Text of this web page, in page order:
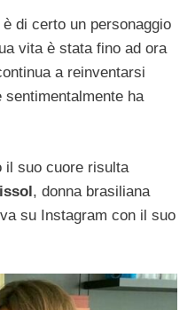
è di certo un personaggio
vita è stata fino ad ora
a reinventarsi
sentimentalmente ha
il suo cuore risulta
, donna brasiliana
su Instagram con il suo